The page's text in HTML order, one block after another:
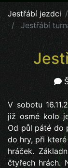
Jestřábí jezdci
Jestřábí
V sobotu
již osmé kolo
Od půl páté do
do hry, při
hráček.
čtyřech hrách.